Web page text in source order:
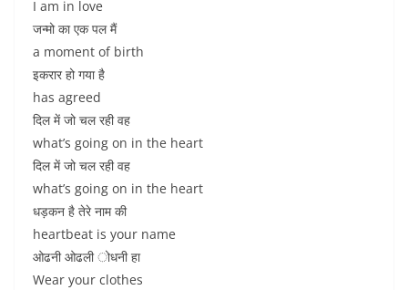
I am in love
जन्मो का एक पल मैं
a moment of birth
इकरार हो गया है
has agreed
दिल में जो चल रही वह
what’s going on in the heart
दिल में जो चल रही वह
what’s going on in the heart
धड़कन है तेरे नाम की
heartbeat is your name
ओढनी ओढली ोधनी हा
Wear your clothes